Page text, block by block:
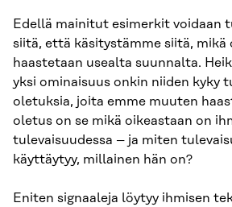
Edellä mainitut esimerkit voidaan
siitä, että käsitystämme siitä, mikä
haastetaan usealta suunnalta.
yksi ominaisuus onkin niiden kyky
oletuksia, joita emme muuten
oletus on se mikä oikeastaan on
tulevaisuudessa – ja miten
käyttäytyy, millainen hän on?
Eniten signaaleja löytyy ihmisen